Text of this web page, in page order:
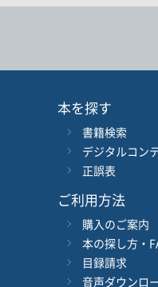
3. ちゃちゅち
６章
1. にゃにゅにょ
2. ひゃひゅ
3. みゃみゅみ
クイズ
ことばの ひ
ひらがな そう
ひらがな タ
キーワード
シリーズ
ISBN
本を探す
書籍検索
デジタルコン
正誤表
ご利用方法
購入のご案内
本の探し方・
目録請求
音声ダウンロ